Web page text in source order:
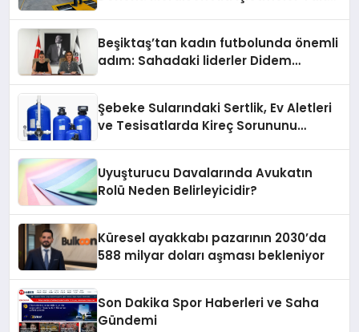
Beşiktaş’tan kadın futbolunda önemli
adım: Sahadaki liderler Didem
Şebeke Sularındaki Sertlik, Ev Aletleri
ve Tesisatlarda Kireç Sorununu
Uyuşturucu Davalarında Avukatın
Rolü Neden Belirleyicidir?
Küresel ayakkabı pazarının 2030’da
588 milyar doları aşması bekleniyor
Son Dakika Spor Haberleri ve Saha
Gündemi